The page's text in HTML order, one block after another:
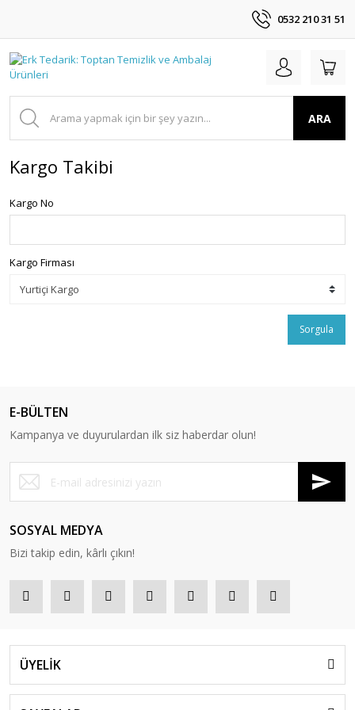
0532 210 31 51
ARA
Kargo Takibi
Kargo No
Kargo Firması
Sorgula
E-BÜLTEN
Kampanya ve duyurulardan ilk siz haberdar olun!
SOSYAL MEDYA
Bizi takip edin, kârlı çıkın!
ÜYELİK